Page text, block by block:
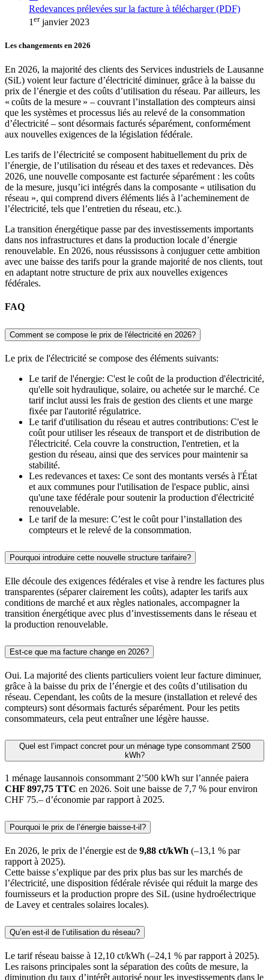
Redevances prélevées sur la facture à télécharger (PDF)
1 erjanvier 2023
Les changements en 2026
En 2026, la majorité des clients des Services industriels de Lausanne
(SiL) voient leur facture d’électricité diminuer, grâce à la baisse du
prix de l’énergie et des coûts d’utilisation du réseau. Par ailleurs, les
« coûts de la mesure » – couvrant l’installation des compteurs ainsi
que les systèmes et processus liés au relevé de la consommation
d’électricité – sont désormais facturés séparément, conformément
aux nouvelles exigences de la législation fédérale.
Les tarifs de l’électricité se composent habituellement du prix de
l’énergie, de l’utilisation du réseau et des taxes et redevances. Dès
2026, une nouvelle composante est facturée séparément : les coûts
de la mesure, jusqu’ici intégrés dans la composante « utilisation du
réseau », qui comprend divers éléments liés à l’acheminement de
l’électricité, tels que l’entretien du réseau, etc.).
La transition énergétique passe par des investissements importants
dans nos infrastructures et dans la production locale d’énergie
renouvelable. En 2026, nous réussissons à conjuguer cette ambition
avec une baisse des tarifs pour la grande majorité de nos clients, tout
en adaptant notre structure de prix aux nouvelles exigences
fédérales.
FAQ
Comment se compose le prix de l'électricité en 2026?
Le prix de l'électricité se compose des éléments suivants:
Le tarif de l'énergie: C'est le coût de la production d'électricité,
qu'elle soit hydraulique, solaire, ou achetée sur le marché. Ce
tarif inclut aussi les frais de gestion des clients et une marge
fixée par l'autorité régulatrice.
Le tarif d'utilisation du réseau et autres contributions: C'est le
coût pour utiliser les réseaux de transport et de distribution de
l'électricité. Cela couvre la construction, l'entretien, et la
gestion du réseau, ainsi que des services pour maintenir sa
stabilité.
Les redevances et taxes: Ce sont des montants versés à l'État
et aux communes pour l'utilisation de l'espace public, ainsi
qu'une taxe fédérale pour soutenir la production d'électricité
renouvelable.
Le tarif de la mesure: C’est le coût pour l’installation des
compteurs et le relevé de la consommation.
Pourquoi introduire cette nouvelle structure tarifaire?
Elle découle des exigences fédérales et vise à rendre les factures plus
transparentes (séparer clairement les coûts), adapter les tarifs aux
conditions de marché et aux règles nationales, accompagner la
transition énergétique avec plus d’investissements dans le réseau et
la production renouvelable.
Est-ce que ma facture change en 2026?
Oui. La majorité des clients particuliers voient leur facture diminuer,
grâce à la baisse du prix de l’énergie et des coûts d’utilisation du
réseau. Cependant, les coûts de la mesure (installation et relevé des
compteurs) sont désormais facturés séparément. Pour les petits
consommateurs, cela peut entraîner une légère hausse.
Quel est l’impact concret pour un ménage type consommant 2’500
kWh?
1 ménage lausannois consommant 2’500 kWh sur l’année paiera
CHF 897,75 TTC en 2026. Soit une baisse de 7,7 % pour environ
CHF 75.– d’économie par rapport à 2025.
Pourquoi le prix de l’énergie baisse-t-il?
En 2026, le prix de l’énergie est de 9,88 ct/kWh (–13,1 % par
rapport à 2025).
Cette baisse s’explique par des prix plus bas sur les marchés de
l’électricité, une disposition fédérale révisée qui réduit la marge des
fournisseurs et la production propre des SiL (usine hydroélectrique
de Lavey et centrales solaires locales).
Qu’en est-il de l’utilisation du réseau?
Le tarif réseau baisse à 12,10 ct/kWh (–24,1 % par rapport à 2025).
Les raisons principales sont la séparation des coûts de mesure, la
diminution du taux d’intérêt autorisé pour les investissements dans le